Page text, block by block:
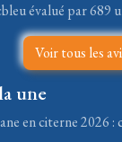
évalué par 689
Voir tous les
une
en citerne 2026